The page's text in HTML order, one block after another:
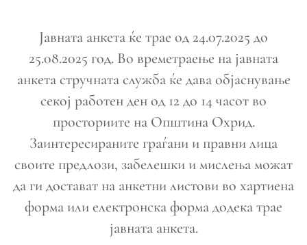
Јавната анкета ќе трае од 24.07.2025 до
25.08.2025 год. Во времетраење на јавната
анкета стручната служба ќе дава објаснување
секој работен ден од 12 до 14 часот во
просториите на Општина Охрид.
Заинтересираните граѓани и правни лица
своите предлози, забелешки и мислења можат
да ги достават на анкетни листови во хартиена
форма или електронска форма додека трае
јавната анкета.